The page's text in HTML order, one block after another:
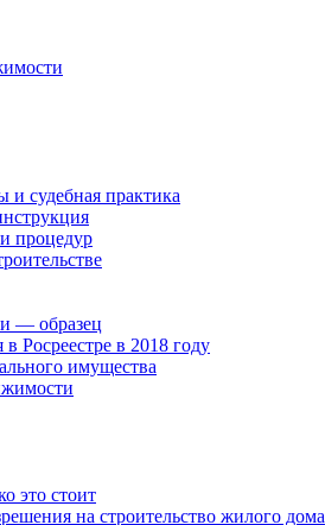
судебная практика
процедур
— образец
Росреестре в 2018 году
имущества
это стоит
на строительство жилого дома